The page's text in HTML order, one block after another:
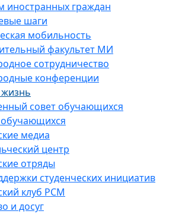
иностранных граждан
шаги
мобильность
факультет МИ
сотрудничество
конференции
жизнь
совет обучающихся
медиа
центр
отряды
студенческих инициатив
клуб РСМ
и досуг